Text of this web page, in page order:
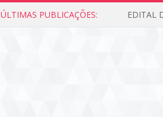
ÚLTIMAS PUBLICAÇÕES: